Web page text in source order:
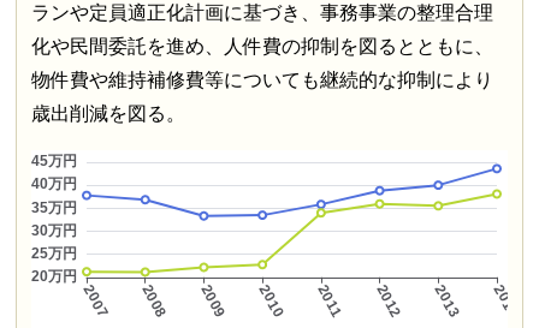
ランや定員適正化計画に基づき、事務事業の整理合理
化や民間委託を進め、人件費の抑制を図るとともに、
物件費や維持補修費等についても継続的な抑制により
歳出削減を図る。